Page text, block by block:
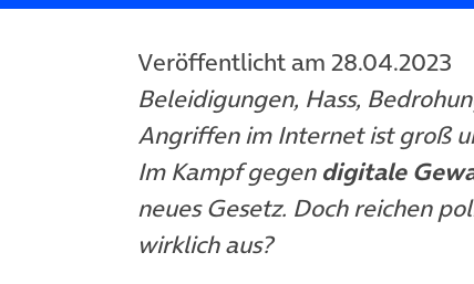
Veröffentlicht am 28.04.2023
Beleidigungen, Hass,
Angriffen im Internet ist groß
Im Kampf gegen digitale
neues Gesetz. Doch reichen
wirklich aus?